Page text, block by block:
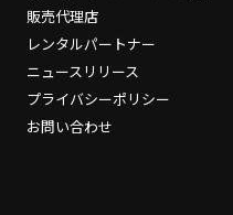
販売代理店
レンタルパートナー
ニュースリリース
プライバシーポリシー
お問い合わせ